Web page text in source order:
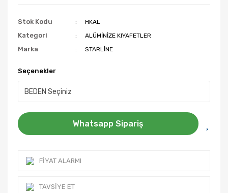
Stok Kodu HKAL
Kategori ALÜMİNİZE KIYAFETLER
Marka STARLİNE
Seçenekler
Whatsapp Sipariş
FIYAT ALARMI
TAVSIYE ET